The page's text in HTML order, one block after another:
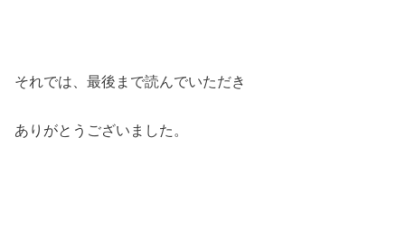
それでは、最後まで読んでいただき
ありがとうございました。